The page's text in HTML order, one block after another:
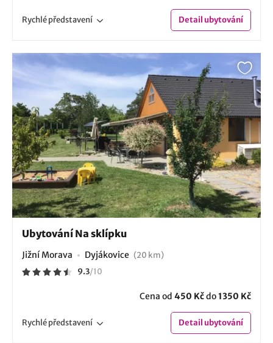
Rychlépředstavení Detailubytování
Ubytování Na sklípku
Jižní Morava Dyjákovice (20 km)
9.3/10
Cena od 450 Kčdo1350 Kč
Rychlépředstavení Detailubytování